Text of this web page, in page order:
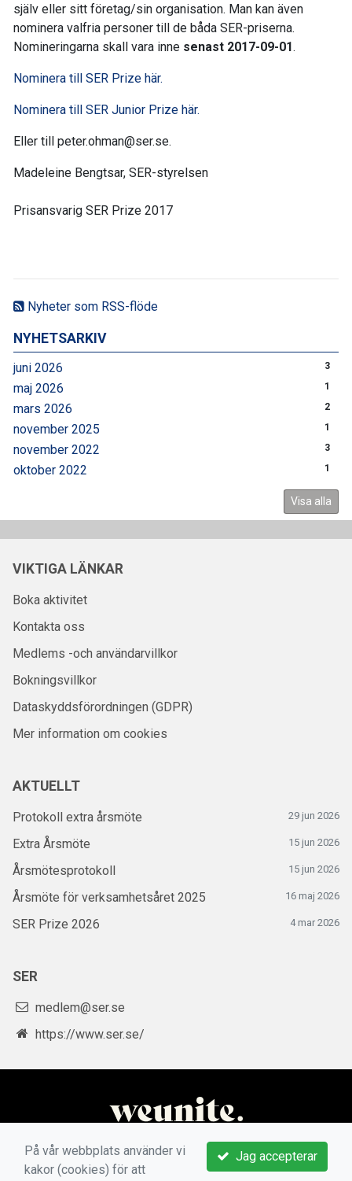
Nyheter som RSS-flöde
NYHETSARKIV
juni 2026 3
maj 2026 1
mars 2026 2
november 2025 1
november 2022 3
oktober 2022 1
Visa alla
själv eller sitt företag/sin organisation. Man kan även
nominera valfria personer till de båda SER-priserna.
Nomineringarna skall vara inne senast 2017-09-01.
Nominera till SER Prize här.
Nominera till SER Junior Prize här.
Eller till peter.ohman@ser.se.
Madeleine Bengtsar, SER-styrelsen
Prisansvarig SER Prize 2017
VIKTIGA LÄNKAR
Boka aktivitet
Kontakta oss
Medlems -och användarvillkor
Bokningsvillkor
Dataskyddsförordningen (GDPR)
Mer information om cookies
AKTUELLT
Protokoll extra årsmöte 29 jun 2026
Extra Årsmöte 15 jun 2026
Årsmötesprotokoll 15 jun 2026
Årsmöte för verksamhetsåret 2025 16 maj 2026
SER Prize 2026 4 mar 2026
SER
medlem@ser.se
https://www.ser.se/
Jag accepterar
På vår webbplats använder vi
kakor (cookies) för att